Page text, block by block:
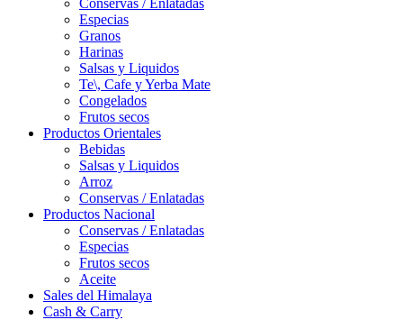
Conservas / Enlatadas
Especias
Granos
Harinas
Salsas y Liquidos
Te\, Cafe y Yerba Mate
Congelados
Frutos secos
Productos Orientales
Bebidas
Salsas y Liquidos
Arroz
Conservas / Enlatadas
Productos Nacional
Conservas / Enlatadas
Especias
Frutos secos
Aceite
Sales del Himalaya
Cash & Carry